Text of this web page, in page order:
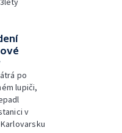
po
lupiči,
v